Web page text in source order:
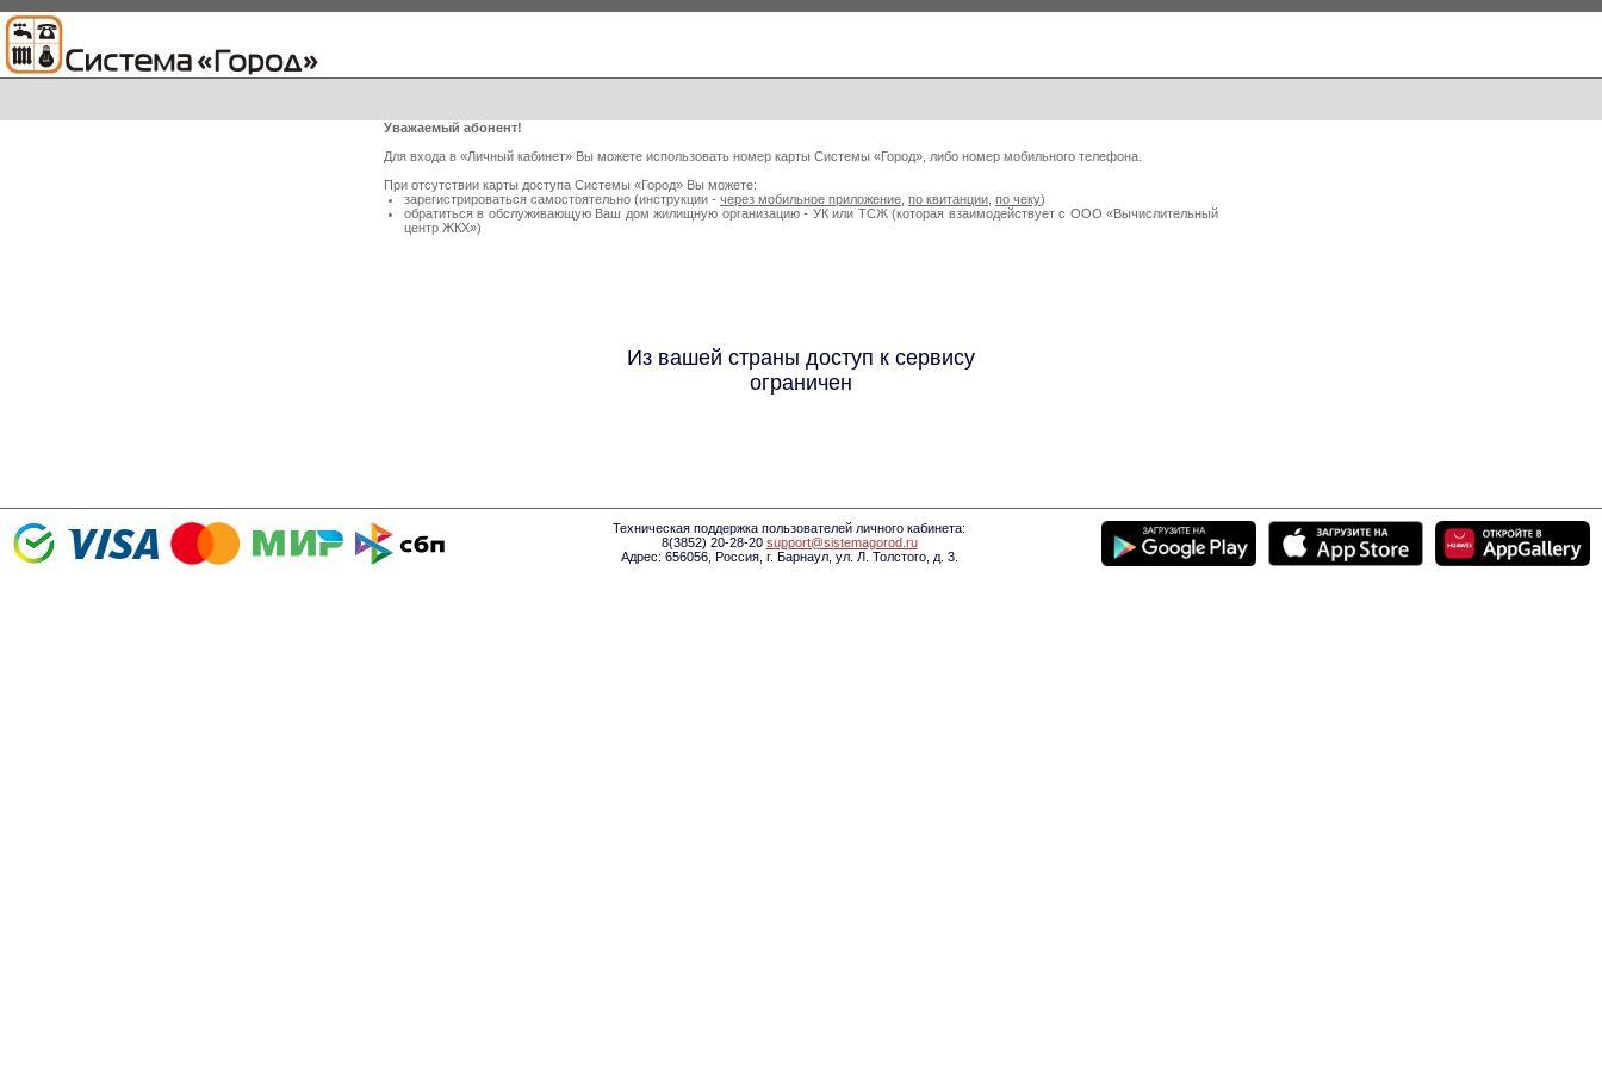
Уважаемый абонент!
Для входа в «Личный кабинет» Вы можете использовать номер карты Системы «Город», либо номер мобильного телефона.
При отсутствии карты доступа Системы «Город» Вы можете:
зарегистрироваться самостоятельно (инструкции - через мобильное приложение по квитанции по чеку)
обратиться в обслуживающую Ваш дом жилищную организацию - УК или ТСЖ (которая взаимодействует с ООО «Вычислительный
центр ЖКХ»)
Из вашей страны доступ к сервису
ограничен
Техническая поддержка пользователей личного кабинета:
8(3852) 20-28-20 support@sistemagorod.ru
Адрес: 656056, Россия, г. Барнаул, ул. Л. Толстого, д. 3.